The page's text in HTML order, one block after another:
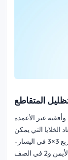
المتقاطع
عبر الأعمدة
الخلايا التي يمكن
وضع الرقم فيها. في المثال أدناه، قمنا بعزل المربع 3×3 في اليسار-
الوسط واخترنا الرقم 2. بما أن هناك 2 في العمود الأيمن و2 في الصف